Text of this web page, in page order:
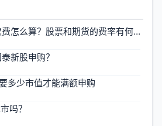
同花顺交易手续费怎么算？股票和期货的费率有何不同？
新股申购？
多少市值才能满额申购
吗？